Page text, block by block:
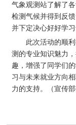
气象观测站了解了
检测气候并得到反
并下定决心好好学
此次活动的顺利
测的专业知识魅力
趣，增强了同学们
习与未来就业方向
力的支持。（宣传部